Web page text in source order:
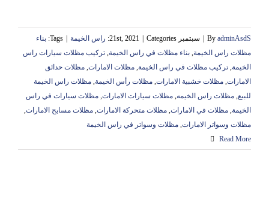
By adminAsdS سبتمبر 21st, 2021 Categories: راس الخيمة Tags: ‏بناء
مظلات راس الخيمة, بناء مظلات في راس الخيمة, تركيب مظلات سيارات راس
الخيمة, تركيب مظلات في راس الخيمة, مظلات الامارات, مظلات حدائق
الامارات, مظلات خشبية الامارات, مظلات رأس الخيمة, مظلات راس الخيمة
للبيع, مظلات راس الخيمه, مظلات سيارات الامارات, مظلات سيارات في راس
الخيمة, مظلات في الامارات, مظلات متحركة الامارات, مظلات مسابح الامارات,
مظلات وسواتر الامارات, ‏مظلات وسواتر في راس الخيمة
Read More